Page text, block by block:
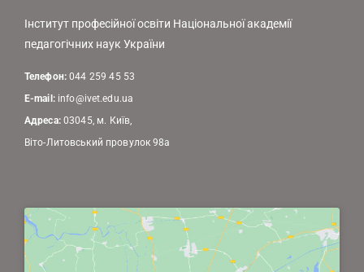
Інститут професійної освіти Національної академії
педагогічних наук України
Телефон:044 259 45 53
E-mail: info@ivet.edu.ua
Адреса:03045, м. Київ,
Віто-Литовський провулок 98а